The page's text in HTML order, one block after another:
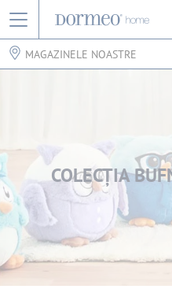
MAGAZINELE NOASTRE
COLECȚIA